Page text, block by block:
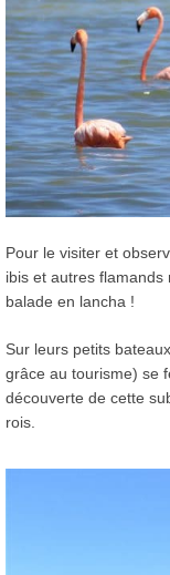
Pour le visiter et
ibis et autres flamands
balade en lancha !
Sur leurs petits
grâce au tourisme) se
découverte de cette
rois.